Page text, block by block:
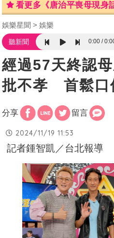
看更多《唐治平喪母現身
娛樂星聞 娛樂
聽新聞 0:00
經過57天終認
批不孝 首鬆口
分享 留言
2024/11/19 11:53
記者鍾智凱／台北報導